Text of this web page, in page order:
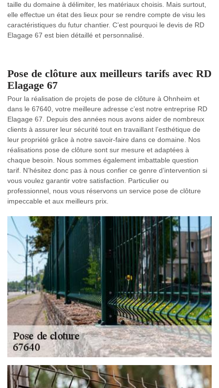
taille du domaine à délimiter, les matériaux choisis. Mais surtout,
elle effectue un état des lieux pour se rendre compte de visu les
caractéristiques du futur chantier. C’est pourquoi le devis de RD
Elagage 67 est bien détaillé et personnalisé.
Pose de clôture aux meilleurs tarifs avec RD
Elagage 67
Pour la réalisation de projets de pose de clôture à Ohnheim et
dans le 67640, votre meilleure adresse c’est notre entreprise RD
Elagage 67. Depuis des années nous avons aider de nombreux
clients à assurer leur sécurité tout en travaillant l’esthétique de
leur propriété grâce à notre savoir-faire dans ce domaine. Nos
réalisations pose de clôture sont sur mesure et adaptées à
chaque besoin. Nous sommes également imbattable question
tarif. N’hésitez donc pas à nous confier ce genre d’intervention si
vous voulez garantir votre satisfaction. Particulier ou
professionnel, nous vous réservons un service pose de clôture
impeccable et aux meilleurs prix.